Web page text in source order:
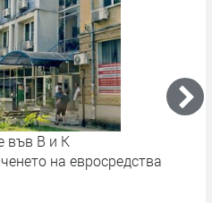
във В и К
на евросредства